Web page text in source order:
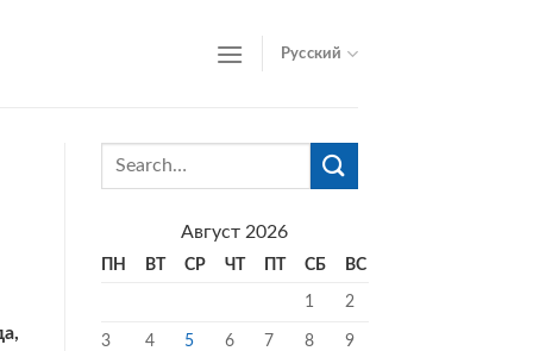
Русский
Август 2026
ПН ВТ СР ЧТ ПТ СБ ВС
1 2
3 4 5 6 7 8 9